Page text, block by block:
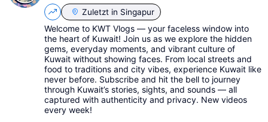
Zuletzt in Singapur
Welcome to KWT Vlogs — your faceless window into
the heart of Kuwait! Join us as we explore the hidden
gems, everyday moments, and vibrant culture of
Kuwait without showing faces. From local streets and
food to traditions and city vibes, experience Kuwait like
never before. Subscribe and hit the bell to journey
through Kuwait’s stories, sights, and sounds — all
captured with authenticity and privacy. New videos
every week!